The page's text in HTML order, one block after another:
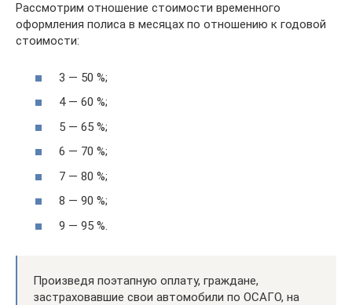
Рассмотрим отношение стоимости временного
оформления полиса в месяцах по отношению к годовой
стоимости:
3 — 50 %;
4 — 60 %;
5 — 65 %;
6 — 70 %;
7 — 80 %;
8 — 90 %;
9 — 95 %.
Произведя поэтапную оплату, граждане,
застраховавшие свои автомобили по ОСАГО, на